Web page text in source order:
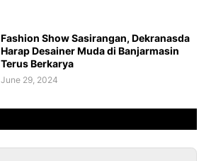
Fashion Show Sasirangan, Dekranasda
Harap Desainer Muda di Banjarmasin
Terus Berkarya
June 29, 2024